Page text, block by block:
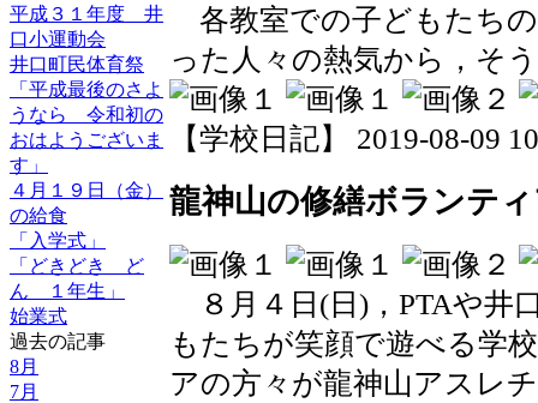
平成３１年度 井
口小運動会
井口町民体育祭
「平成最後のさよ
うなら 令和初の
おはようございま
す」
４月１９日（金）
の給食
「入学式」
「どきどき ど
ん １年生」
始業式
過去の記事
8月
7月
各教室での子どもたち
った人々の熱気から，そ
【学校日記】 2019-08-09
龍神山の修繕ボランテ
８月４日(日)，PTAや井
もたちが笑顔で遊べる学
アの方々が龍神山アスレ